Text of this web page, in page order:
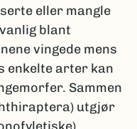
eller mangle
blant
vingede mens
enkelte arter kan
Sammen
utgjør